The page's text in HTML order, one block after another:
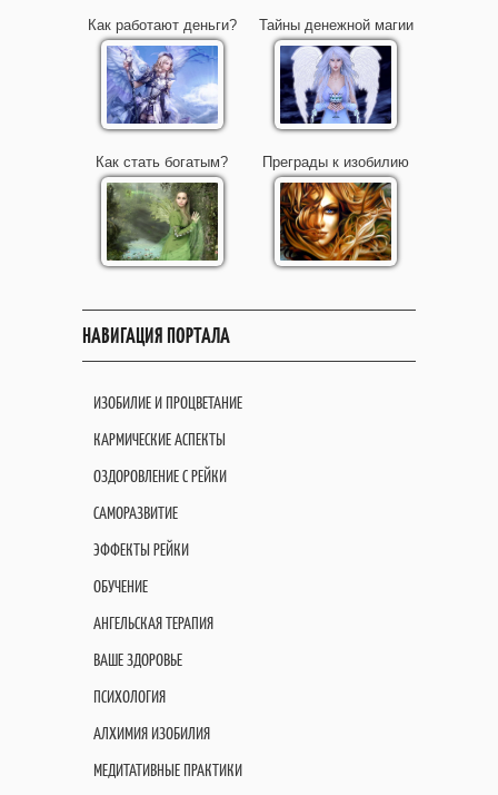
Как работают деньги? Тайны денежной магии
Как стать богатым? Преграды к изобилию
НАВИГАЦИЯ ПОРТАЛА
ИЗОБИЛИЕ И ПРОЦВЕТАНИЕ
КАРМИЧЕСКИЕ АСПЕКТЫ
ОЗДОРОВЛЕНИЕ С РЕЙКИ
САМОРАЗВИТИЕ
ЭФФЕКТЫ РЕЙКИ
ОБУЧЕНИЕ
АНГЕЛЬСКАЯ ТЕРАПИЯ
ВАШЕ ЗДОРОВЬЕ
ПСИХОЛОГИЯ
АЛХИМИЯ ИЗОБИЛИЯ
МЕДИТАТИВНЫЕ ПРАКТИКИ